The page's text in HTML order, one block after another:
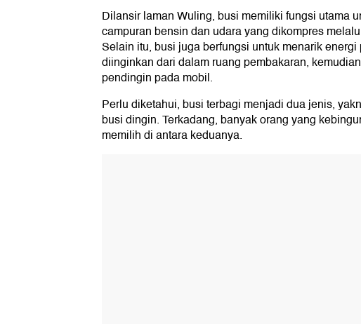
1. Beban Mesin
2. Waktu Pemanasan
3. Tipe Kendaraan
4. Risiko Kerusakan
Dilansir laman Wuling, busi memiliki fungsi utama
campuran bensin dan udara yang dikompres
Selain itu, busi juga berfungsi untuk menarik
diinginkan dari dalam ruang pembakaran,
pendingin pada mobil.
Perlu diketahui, busi terbagi menjadi dua jenis,
busi dingin. Terkadang, banyak orang yang
memilih di antara keduanya.